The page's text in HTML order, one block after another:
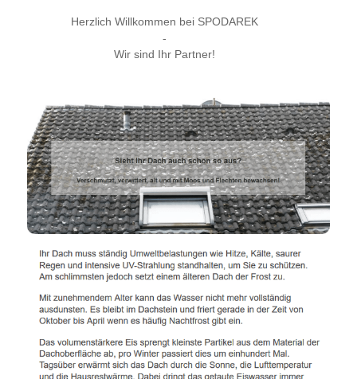
Herzlich Willkommen bei SPODAREK
-
Wir sind Ihr Partner!